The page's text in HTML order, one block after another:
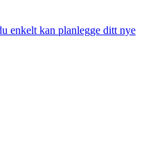
enkelt kan planlegge ditt nye